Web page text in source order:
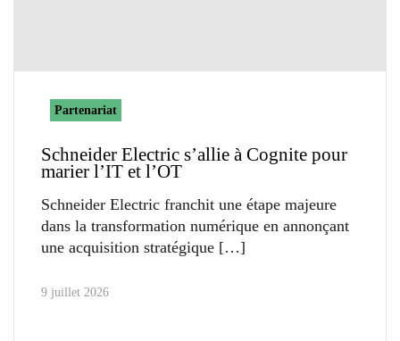
Partenariat
Schneider Electric s’allie à Cognite pour
marier l’IT et l’OT
Schneider Electric franchit une étape majeure
dans la transformation numérique en annonçant
une acquisition stratégique
9 juillet 2026